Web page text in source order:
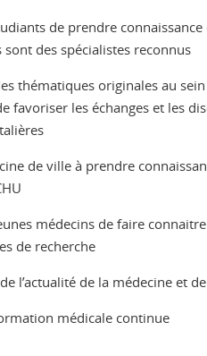
de prendre connaissance
des spécialistes reconnus
thématiques originales au sein
favoriser les échanges et les
de ville à prendre
médecins de faire
de recherche
l’actualité de la médecine et
médicale continue